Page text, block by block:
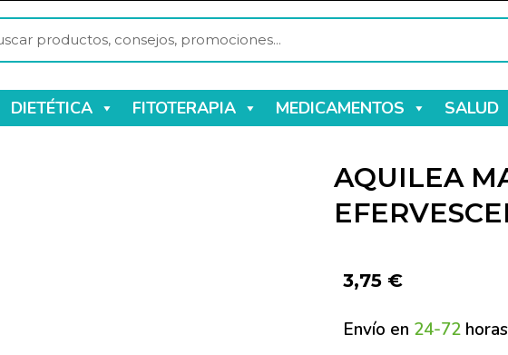
DIETÉTICA FITOTERAPIA MEDICAMENTOS SALUD
AQUILEA
3,75 €
Envío en 24-72 horas